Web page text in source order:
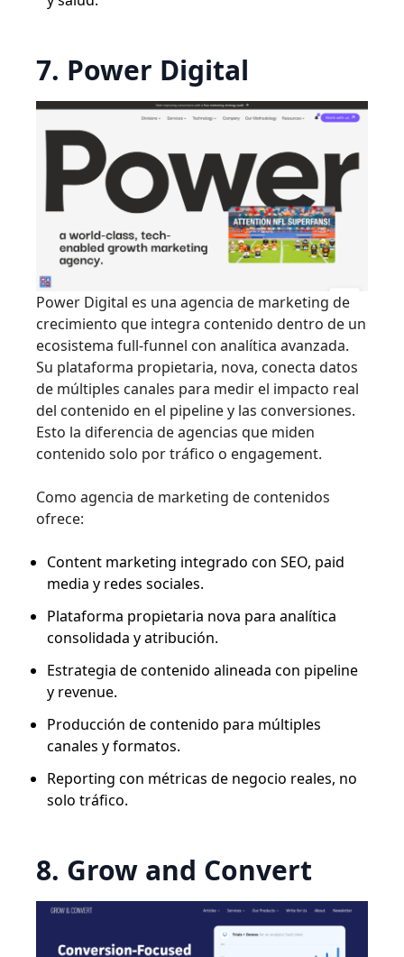
7. Power Digital
Power Digital es una agencia de marketing de
crecimiento que integra contenido dentro de un
ecosistema full-funnel con analítica avanzada.
Su plataforma propietaria, nova, conecta datos
de múltiples canales para medir el impacto real
del contenido en el pipeline y las conversiones.
Esto la diferencia de agencias que miden
contenido solo por tráfico o engagement.
Como agencia de marketing de contenidos
ofrece:
Content marketing integrado con SEO, paid
media y redes sociales.
Plataforma propietaria nova para analítica
consolidada y atribución.
Estrategia de contenido alineada con pipeline
y revenue.
Producción de contenido para múltiples
canales y formatos.
Reporting con métricas de negocio reales, no
solo tráfico.
8. Grow and Convert